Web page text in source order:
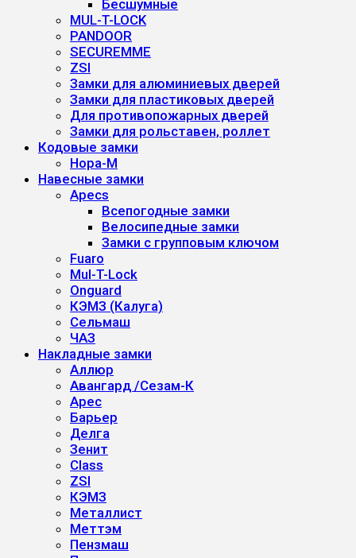
Бесшумные
MUL-T-LOCK
PANDOOR
SECUREMME
ZSI
Замки для алюминиевых дверей
Замки для пластиковых дверей
Для противопожарных дверей
Замки для рольставен, роллет
Кодовые замки
Нора-М
Навесные замки
Apecs
Всепогодные замки
Велосипедные замки
Замки с групповым ключом
Fuaro
Mul-T-Lock
Onguard
КЭМЗ (Калуга)
Сельмаш
ЧАЗ
Накладные замки
Аллюр
Авангард /Сезам-К
Арес
Барьер
Делга
Зенит
Class
ZSI
КЭМЗ
Металлист
Меттэм
Пензмаш